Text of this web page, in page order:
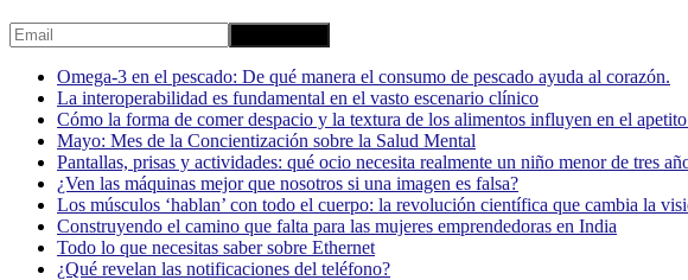
Omega-3 en el pescado: De qué manera el consumo de pescado ayuda al corazón.
La interoperabilidad es fundamental en el vasto escenario clínico
Cómo la forma de comer despacio y la textura de los alimentos influyen en el
Mayo: Mes de la Concientización sobre la Salud Mental
Pantallas, prisas y actividades: qué ocio necesita realmente un niño menor de tres
¿Ven las máquinas mejor que nosotros si una imagen es falsa?
Los músculos ‘hablan’ con todo el cuerpo: la revolución científica que cambia la
Construyendo el camino que falta para las mujeres emprendedoras en India
Todo lo que necesitas saber sobre Ethernet
¿Qué revelan las notificaciones del teléfono?